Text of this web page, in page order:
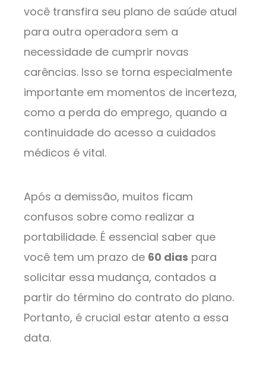
você transfira seu plano de saúde atual
para outra operadora sem a
necessidade de cumprir novas
carências. Isso se torna especialmente
importante em momentos de incerteza,
como a perda do emprego, quando a
continuidade do acesso a cuidados
médicos é vital.
Após a demissão, muitos ficam
confusos sobre como realizar a
portabilidade. É essencial saber que
você tem um prazo de 60 dias para
solicitar essa mudança, contados a
partir do término do contrato do plano.
Portanto, é crucial estar atento a essa
data.